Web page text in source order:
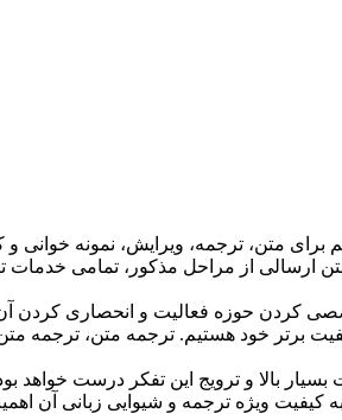
متن، ترجمه، ویرایش، نمونه خوانی
کردن حوزه فعالیت و انحصاری کردن
بالا و ترویج این تفکر درست